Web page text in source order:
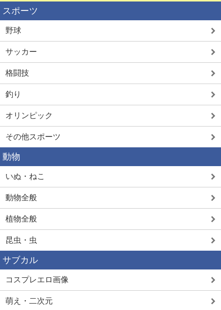
スポーツ
野球
サッカー
格闘技
釣り
オリンピック
その他スポーツ
動物
いぬ・ねこ
動物全般
植物全般
昆虫・虫
サブカル
コスプレエロ画像
萌え・二次元